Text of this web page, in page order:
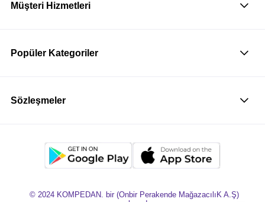
Müşteri Hizmetleri
Popüler Kategoriler
Sözleşmeler
© 2024 KOMPEDAN. bir (Onbir Perakende MağazacılıK A.Ş)